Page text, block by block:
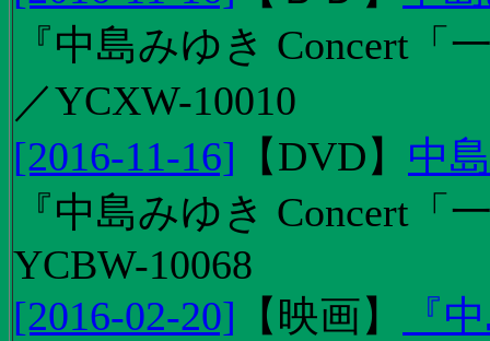
『中島みゆき Concert
／YCXW-10010
[2016-11-16] 【DVD】 中
『中島みゆき Concert
YCBW-10068
[2016-02-20] 【 映画】
『